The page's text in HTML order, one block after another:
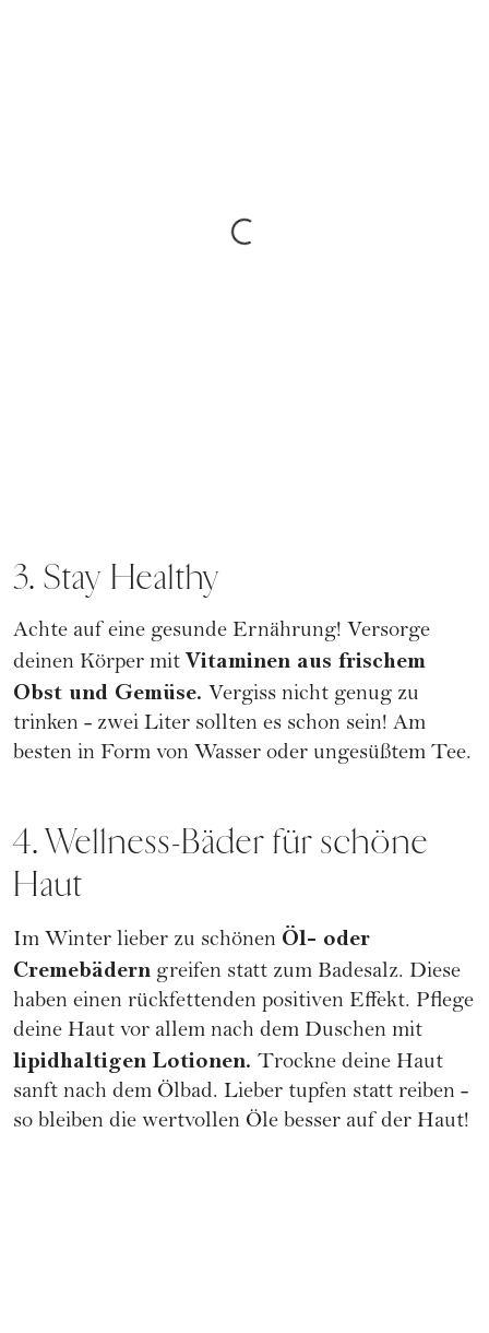
3. Stay Healthy
Achte auf eine gesunde Ernährung! Versorge
deinen Körper mit Vitaminen aus frischem
Obst und Gemüse. Vergiss nicht genug zu
trinken - zwei Liter sollten es schon sein! Am
besten in Form von Wasser oder ungesüßtem Tee.
4. Wellness-Bäder für schöne
Haut
Im Winter lieber zu schönen Öl- oder
Cremebädern greifen statt zum Badesalz. Diese
haben einen rückfettenden positiven Effekt. Pflege
deine Haut vor allem nach dem Duschen mit
lipidhaltigen Lotionen. Trockne deine Haut
sanft nach dem Ölbad. Lieber tupfen statt reiben -
so bleiben die wertvollen Öle besser auf der Haut!